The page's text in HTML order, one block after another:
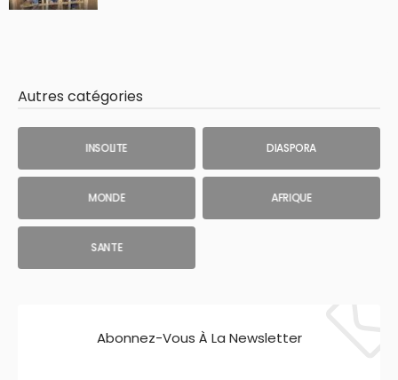
Autres catégories
INSOLITE DIASPORA
MONDE AFRIQUE
SANTE
Abonnez-Vous À La Newsletter